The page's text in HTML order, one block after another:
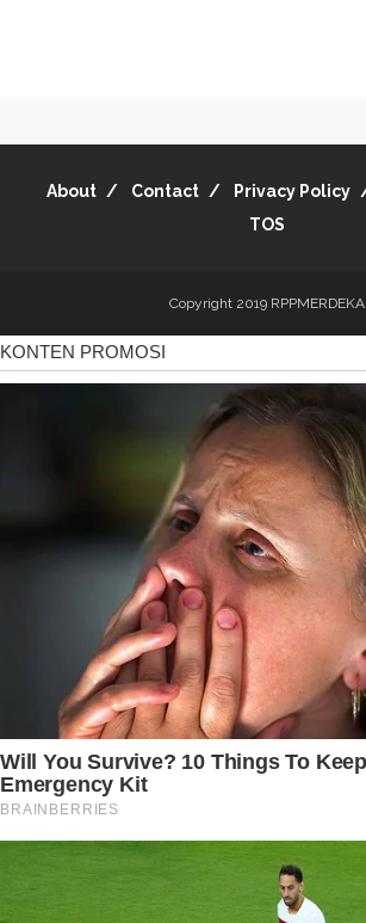
About Contact Privacy Policy
TOS
Copyright 2019 RPPMERDEKA